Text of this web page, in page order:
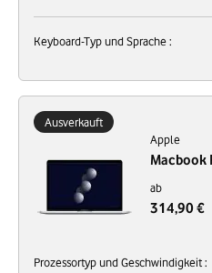
Keyboard-Typ und Sprache :
Ausverkauft
Apple
Macbook
ab
314,90 €
Prozessortyp und Geschwindigkeit :